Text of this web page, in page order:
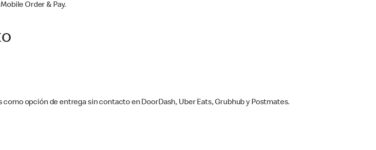
Order & Pay.
opción de entrega sin contacto en DoorDash, Uber Eats, Grubhub y Postmates.